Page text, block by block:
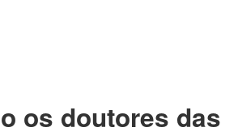
os doutores das